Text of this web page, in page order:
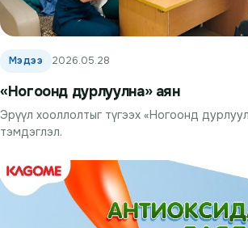
Мэдээ 2026.05.28
«Ногоонд дурлуулна» аян
Эрүүл хооллолтыг түгээх «Ногоонд
тэмдэглэл.